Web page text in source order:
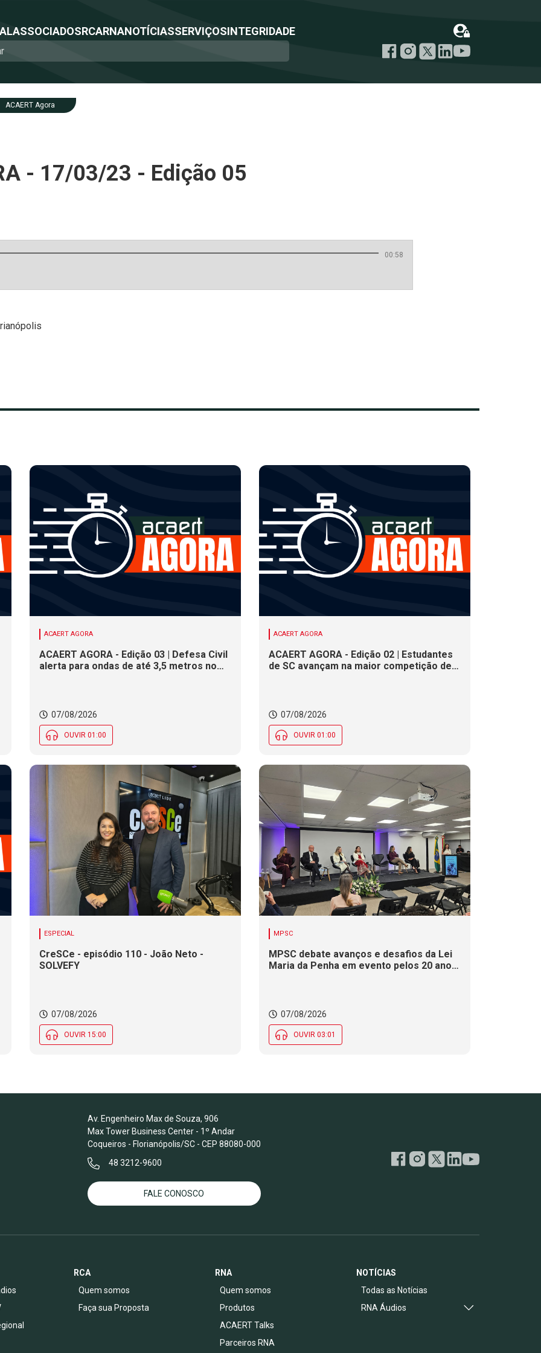
ASSOCIADOSRCARNANOTÍCIASSERVIÇOSINTEGRIDADE
ACAERT Agora
- 17/03/23 - Edição 05
00:58
ACAERT AGORA
ACAERT AGORA - Edição 03 | Defesa Civil
alerta para ondas de até 3,5 metros no
tradições indígenas e de imigrantes em
SC
07/08/2026
OUVIR 01:00
ACAERT AGORA
ACAERT AGORA - Edição 02 | Estudantes
de SC avançam na maior competição de
Certificação de Responsabilidade Social
nesta sexta (7)
07/08/2026
OUVIR 01:00
ESPECIAL
CreSCe - episódio 110 - João Neto -
SOLVEFY
07/08/2026
OUVIR 15:00
MPSC
MPSC debate avanços e desafios da Lei
Maria da Penha em evento pelos 20 anos
07/08/2026
OUVIR 03:01
Av. Engenheiro Max de Souza, 906
Max Tower Business Center - 1º Andar
Coqueiros - Florianópolis/SC - CEP 88080-000
48 3212-9600
FALE CONOSCO
RCA
Quem somos
Faça sua Proposta
RNA
Quem somos
Produtos
ACAERT Talks
Parceiros RNA
NOTÍCIAS
Todas as Notícias
RNA Áudios